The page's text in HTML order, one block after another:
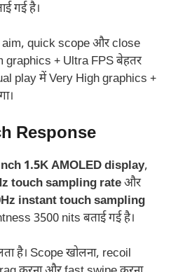
गई है।
quick scope और close
+ Ultra FPS बेहतर
play में Very High graphics +
Response
1.5K AMOLED display,
touch sampling rateऔर
instant touch sampling
3500 nits बताई गई है।
है। Scope खोलना, recoil